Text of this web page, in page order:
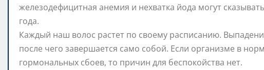
железодефицитная анемия и нехватка йода могут
года.
Каждый наш волос растет по своему расписанию.
после чего завершается само собой. Если организме в
гормональных сбоев, то причин для беспокойства нет.